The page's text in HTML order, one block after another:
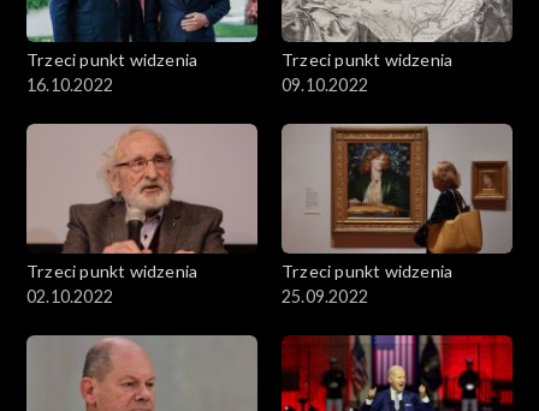
Trzeci punkt widzenia
16.10.2022
Trzeci punkt widzenia
09.10.2022
Trzeci punkt widzenia
02.10.2022
Trzeci punkt widzenia
25.09.2022